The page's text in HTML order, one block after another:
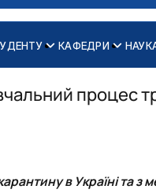
дисципліни для
КАФЕДРИ
ім. акад. П.М. Василенка
рік
процес
в Україні та